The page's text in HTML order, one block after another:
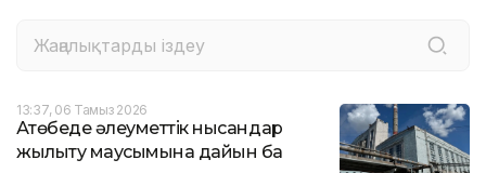
13:37, 06 Тамыз 2026
Ақтөбеде әлеуметтік нысандар
жылыту маусымына дайын ба